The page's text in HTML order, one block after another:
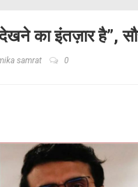
का इंतज़ार है”,
samrat 0